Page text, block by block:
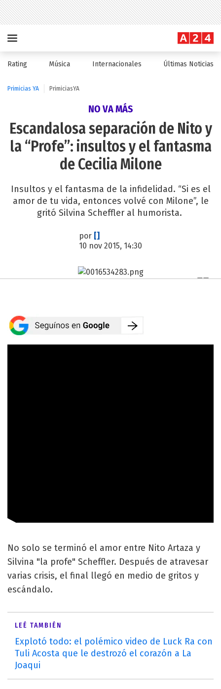
Rating Música Internacionales Últimas Noticias
Primicias YA PrimiciasYA
NO VA MÁS
Escandalosa separación de Nito y
la “Profe”: insultos y el fantasma
de Cecilia Milone
Insultos y el fantasma de la infidelidad. “Si es el
amor de tu vida, entonces volvé con Milone”, le
gritó Silvina Scheffler al humorista.
por []
10 nov 2015, 14:30
No solo se terminó el amor entre Nito Artaza y
Silvina "la profe" Scheffler. Después de atravesar
varias crisis, el final llegó en medio de gritos y
escándalo.
LEÉ TAMBIÉN
Explotó todo: el polémico video de Luck Ra con
Tuli Acosta que le destrozó el corazón a La
Joaqui